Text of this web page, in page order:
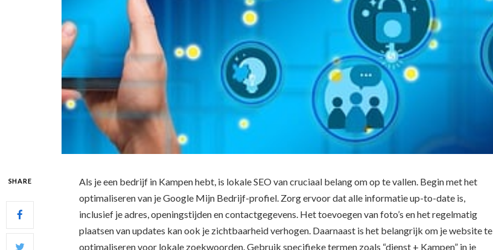
SHARE
Als je een bedrijf in Kampen hebt, is lokale SEO van cruciaal belang om op te vallen. Begin met het
optimaliseren van je Google Mijn Bedrijf-profiel. Zorg ervoor dat alle informatie up-to-date is,
inclusief je adres, openingstijden en contactgegevens. Het toevoegen van foto’s en het regelmatig
plaatsen van updates kan ook je zichtbaarheid verhogen. Daarnaast is het belangrijk om je website te
optimaliseren voor lokale zoekwoorden. Gebruik specifieke termen zoals “dienst + Kampen” in je